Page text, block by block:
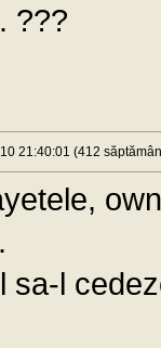
???
21:40:01 (412
sa-l